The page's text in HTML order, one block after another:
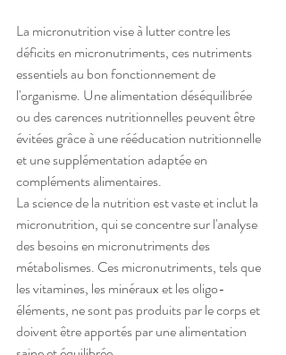
La micronutrition vise à lutter contre les
déficits en micronutriments, ces nutriments
essentiels au bon fonctionnement de
l'organisme. Une alimentation déséquilibrée
ou des carences nutritionnelles peuvent être
évitées grâce à une rééducation nutritionnelle
et une supplémentation adaptée en
compléments alimentaires.
La science de la nutrition est vaste et inclut la
micronutrition, qui se concentre sur l'analyse
des besoins en micronutriments des
métabolismes. Ces micronutriments, tels que
les vitamines, les minéraux et les oligo-
éléments, ne sont pas produits par le corps et
doivent être apportés par une alimentation